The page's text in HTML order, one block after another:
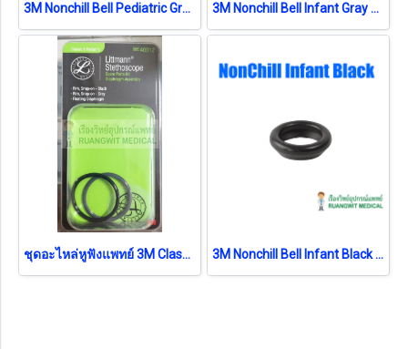
3M Nonchill Bell Pediatric Gray สีเทา (Classic II) (36568) 3M Nonchill Bell Infant Gray สีเทา (Classic II) (36569)
ชุดอะไหล่หูฟังแพทย์ 3M Classic II Paediatric (40012) 3M Nonchill Bell Infant Black สีดำ (Classic II) (36547)